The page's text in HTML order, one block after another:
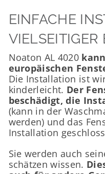
EINFACHE
VIELSEITIGER
Noaton AL 4020
europäischen
Die Installation ist
kinderleicht. Der
beschädigt, die
(kann in der
werden) und das
Installation
Sie werden auch
schätzen wissen.